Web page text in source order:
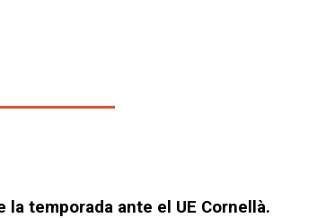
temporada ante el UE Cornellà.